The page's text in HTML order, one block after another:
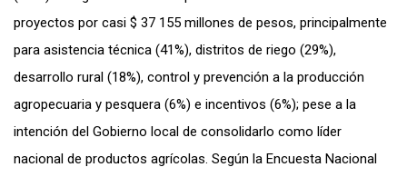
proyectos por casi $ 37 155 millones de pesos, principalmente
para asistencia técnica (41%), distritos de riego (29%),
desarrollo rural (18%), control y prevención a la producción
agropecuaria y pesquera (6%) e incentivos (6%); pese a la
intención del Gobierno local de consolidarlo como líder
nacional de productos agrícolas. Según la Encuesta Nacional